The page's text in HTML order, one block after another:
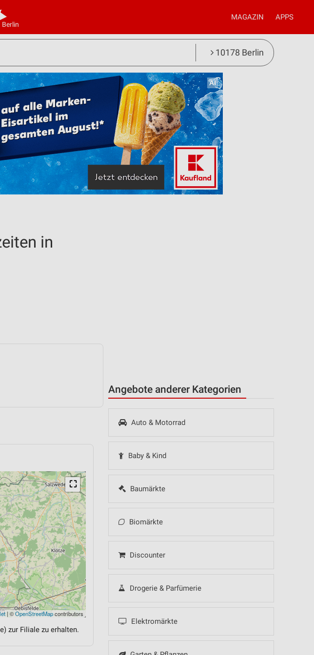
Berlin
MAGAZIN APPS
10178 Berlin
Angebote anderer Kategorien
Auto & Motorrad
Baby & Kind
Baumärkte
Biomärkte
Discounter
Drogerie & Parfümerie
Elektromärkte
in
⛶
| ©OpenStreetMapcontributors
zur Filiale zu erhalten.